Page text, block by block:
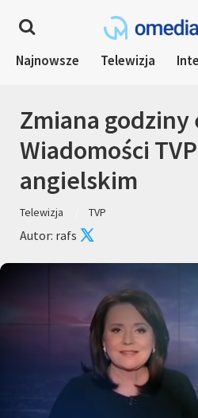
Najnowsze Telewizja
Zmiana godziny
Wiadomości
angielskim
Telewizja TVP
Autor: rafs